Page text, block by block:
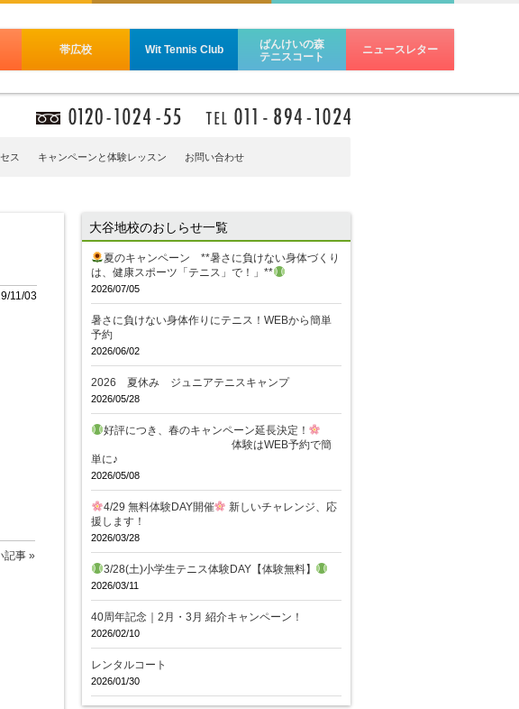
帯広校 Wit Tennis Club
ばんけいの森
テニスコート
ニュースレター
ス キャンペーンと体験レッスン お問い合わせ
11/03
記事 »
大谷地校のおしらせ一覧
夏のキャンペーン **暑さに負けない身体づくり
は、健康スポーツ「テニス」で！」**
2026/07/05
暑さに負けない身体作りにテニス！WEBから簡単
予約
2026/06/02
2026 夏休み ジュニアテニスキャンプ
2026/05/28
好評につき、春のキャンペーン延長決定！
体験はWEB予約で簡
単に♪
2026/05/08
4/29 無料体験DAY開催
新しいチャレンジ、応
援します！
2026/03/28
3/28(土)小学生テニス体験DAY【体験無料】
2026/03/11
40周年記念｜2月・3月 紹介キャンペーン！
2026/02/10
レンタルコート
2026/01/30